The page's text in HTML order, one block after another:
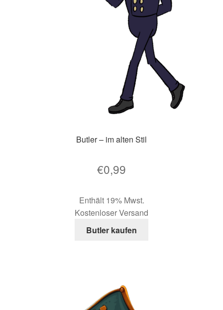
Butler – im alten Stil
€0,99
Enthält 19% Mwst.
Kostenloser Versand
Butler kaufen